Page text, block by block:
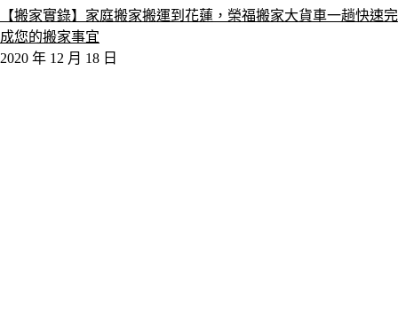
【搬家實錄】家庭搬家搬運到花蓮，榮福搬家大貨車一趟快速完
成您的搬家事宜
2020 年 12 月 18 日